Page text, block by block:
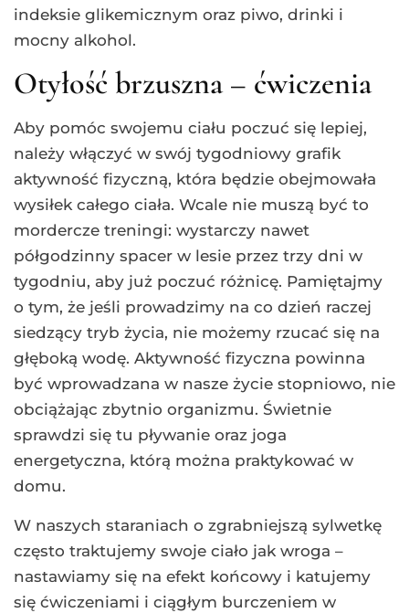
indeksie glikemicznym oraz piwo, drinki i
mocny alkohol.
Otyłość brzuszna – ćwiczenia
Aby pomóc swojemu ciału poczuć się lepiej,
należy włączyć w swój tygodniowy grafik
aktywność fizyczną, która będzie obejmowała
wysiłek całego ciała. Wcale nie muszą być to
mordercze treningi: wystarczy nawet
półgodzinny spacer w lesie przez trzy dni w
tygodniu, aby już poczuć różnicę. Pamiętajmy
o tym, że jeśli prowadzimy na co dzień raczej
siedzący tryb życia, nie możemy rzucać się na
głęboką wodę. Aktywność fizyczna powinna
być wprowadzana w nasze życie stopniowo, nie
obciążając zbytnio organizmu. Świetnie
sprawdzi się tu pływanie oraz joga
energetyczna, którą można praktykować w
domu.
W naszych staraniach o zgrabniejszą sylwetkę
często traktujemy swoje ciało jak wroga –
nastawiamy się na efekt końcowy i katujemy
się ćwiczeniami i ciągłym burczeniem w